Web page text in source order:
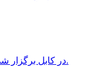
شانزدهمين نشست علمى بين المللى FMIC در كابل برگزار شد.